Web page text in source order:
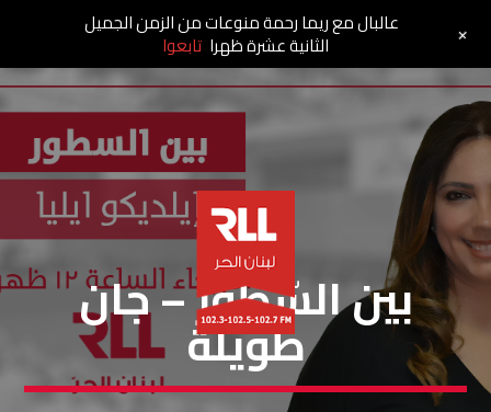
بين السطور
بين السّطور – جان
طويلة
عالبال مع ريما رحمة منوعات من الزمن الجميل
الثانية عشرة ظهرا تابعوا +